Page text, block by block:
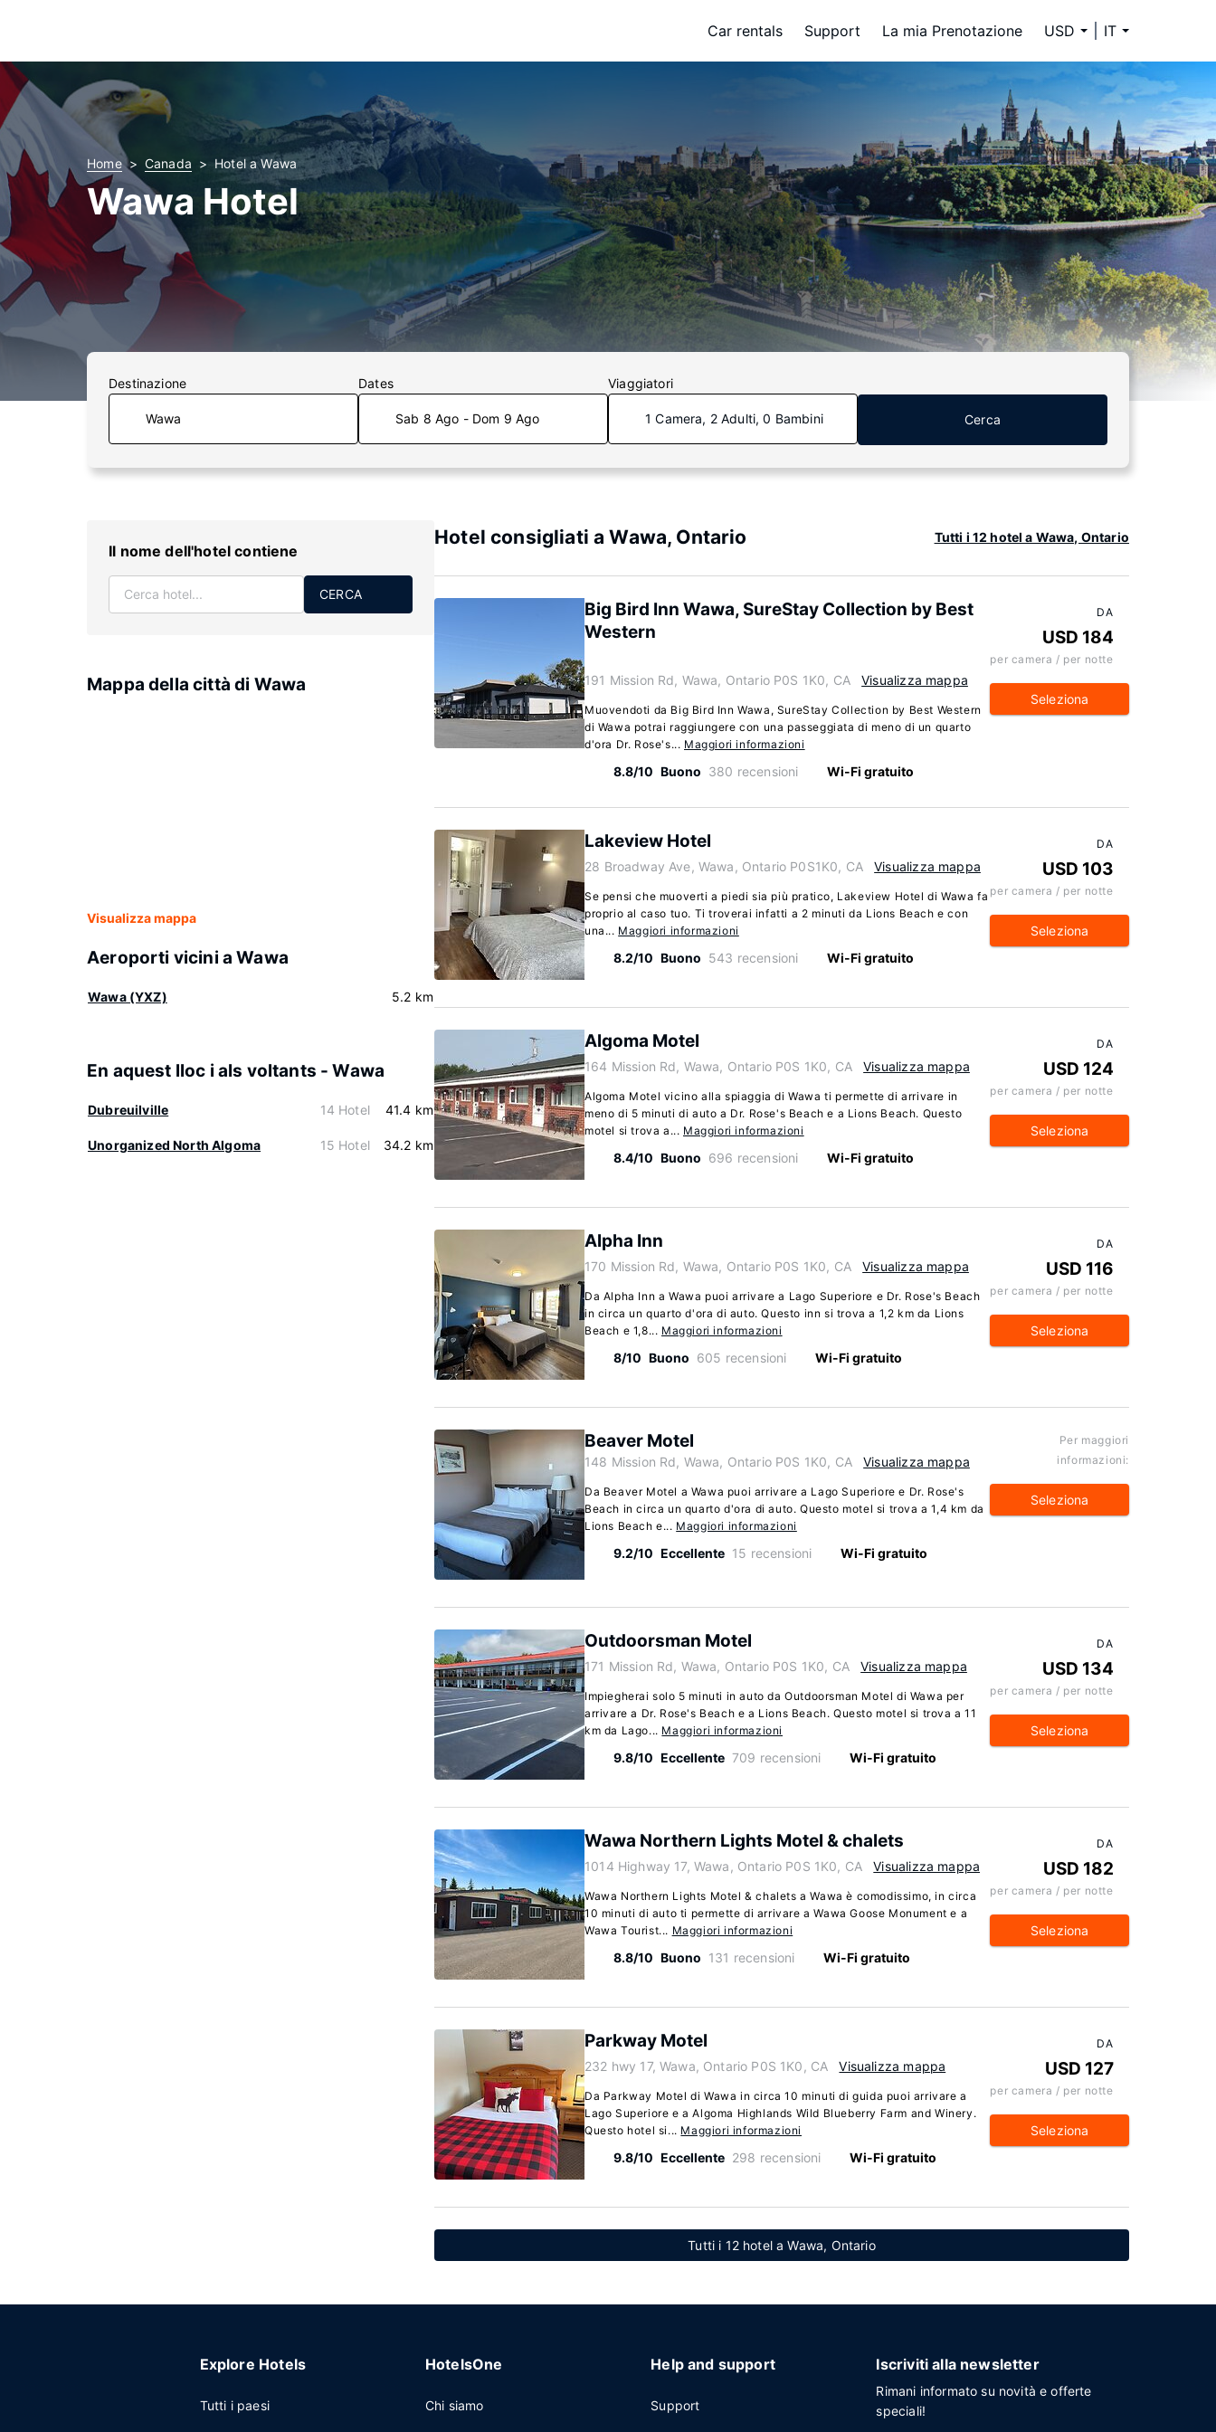
Car rentals Support La mia Prenotazione USD IT
Home Canada Hotel a Wawa
Wawa Hotel
Destinazione Dates
Sab 8 Ago - Dom 9 Ago
Viaggiatori
1 Camera, 2 Adulti, 0 Bambini Cerca
Il nome dell'hotel contiene
CERCA
Mappa della città di Wawa
Visualizza mappa
Aeroporti vicini a Wawa
Wawa (YXZ) 5.2 km
En aquest lloc i als voltants - Wawa
Dubreuilville 14 Hotel 41.4 km
Unorganized North Algoma 15 Hotel 34.2 km
Hotel consigliati a Wawa, Ontario Tutti i 12 hotel a Wawa, Ontario
Big Bird Inn Wawa, SureStay Collection by Best
Western
191 Mission Rd, Wawa, Ontario P0S 1K0, CA Visualizza mappa
Muovendoti da Big Bird Inn Wawa, SureStay Collection by Best Western
di Wawa potrai raggiungere con una passeggiata di meno di un quarto
d'ora Dr. Rose's... Maggiori informazioni
8.8/10 Buono 380 recensioni Wi-Fi gratuito
DA
USD 184
per camera / per notte
Seleziona
Lakeview Hotel
28 Broadway Ave, Wawa, Ontario P0S1K0, CA Visualizza mappa
Se pensi che muoverti a piedi sia più pratico, Lakeview Hotel di Wawa fa
proprio al caso tuo. Ti troverai infatti a 2 minuti da Lions Beach e con
una... Maggiori informazioni
8.2/10 Buono 543 recensioni Wi-Fi gratuito
DA
USD 103
per camera / per notte
Seleziona
Algoma Motel
164 Mission Rd, Wawa, Ontario P0S 1K0, CA Visualizza mappa
Algoma Motel vicino alla spiaggia di Wawa ti permette di arrivare in
meno di 5 minuti di auto a Dr. Rose's Beach e a Lions Beach. Questo
motel si trova a... Maggiori informazioni
8.4/10 Buono 696 recensioni Wi-Fi gratuito
DA
USD 124
per camera / per notte
Seleziona
Alpha Inn
170 Mission Rd, Wawa, Ontario P0S 1K0, CA Visualizza mappa
Da Alpha Inn a Wawa puoi arrivare a Lago Superiore e Dr. Rose's Beach
in circa un quarto d'ora di auto. Questo inn si trova a 1,2 km da Lions
Beach e 1,8... Maggiori informazioni
8/10 Buono 605 recensioni Wi-Fi gratuito
DA
USD 116
per camera / per notte
Seleziona
Beaver Motel
148 Mission Rd, Wawa, Ontario P0S 1K0, CA Visualizza mappa
Da Beaver Motel a Wawa puoi arrivare a Lago Superiore e Dr. Rose's
Beach in circa un quarto d'ora di auto. Questo motel si trova a 1,4 km da
Lions Beach e... Maggiori informazioni
9.2/10 Eccellente 15 recensioni Wi-Fi gratuito
Per maggiori
informazioni:
Seleziona
Outdoorsman Motel
171 Mission Rd, Wawa, Ontario P0S 1K0, CA Visualizza mappa
Impiegherai solo 5 minuti in auto da Outdoorsman Motel di Wawa per
arrivare a Dr. Rose's Beach e a Lions Beach. Questo motel si trova a 11
km da Lago... Maggiori informazioni
9.8/10 Eccellente 709 recensioni Wi-Fi gratuito
DA
USD 134
per camera / per notte
Seleziona
Wawa Northern Lights Motel & chalets
1014 Highway 17, Wawa, Ontario P0S 1K0, CA Visualizza mappa
Wawa Northern Lights Motel & chalets a Wawa è comodissimo, in circa
10 minuti di auto ti permette di arrivare a Wawa Goose Monument e a
Wawa Tourist... Maggiori informazioni
8.8/10 Buono 131 recensioni Wi-Fi gratuito
DA
USD 182
per camera / per notte
Seleziona
Parkway Motel
232 hwy 17, Wawa, Ontario P0S 1K0, CA Visualizza mappa
Da Parkway Motel di Wawa in circa 10 minuti di guida puoi arrivare a
Lago Superiore e a Algoma Highlands Wild Blueberry Farm and Winery.
Questo hotel si... Maggiori informazioni
9.8/10 Eccellente 298 recensioni Wi-Fi gratuito
DA
USD 127
per camera / per notte
Seleziona
Tutti i 12 hotel a Wawa, Ontario
Explore Hotels
Tutti i paesi
HotelsOne
Chi siamo
Help and support
Support
Iscriviti alla newsletter
Rimani informato su novità e offerte
speciali!